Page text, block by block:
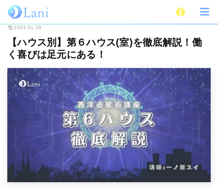
ホーム 占い 【ハウス別】第６ハウス(室)を
2023.01.19
【ハウス別】第６ハウス(室)を徹底解説！働
く喜びは足元にある！